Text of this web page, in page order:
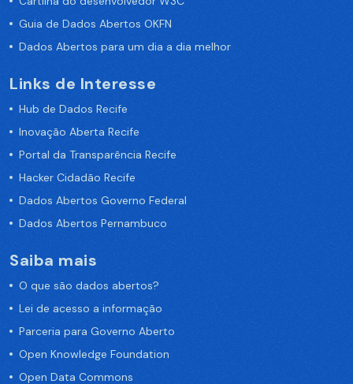
Guia de Dados Abertos OKFN
Dados Abertos para um dia a dia melhor
Links de Interesse
Hub de Dados Recife
Inovação Aberta Recife
Portal da Transparência Recife
Hacker Cidadão Recife
Dados Abertos Governo Federal
Dados Abertos Pernambuco
Saiba mais
O que são dados abertos?
Lei de acesso a informação
Parceria para Governo Aberto
Open Knowledge Foundation
Open Data Commons